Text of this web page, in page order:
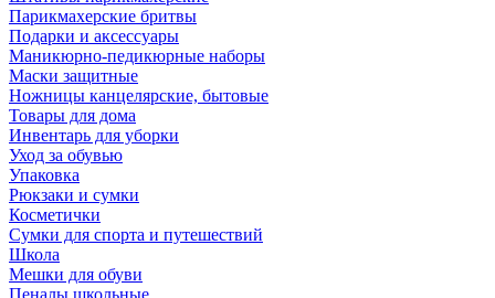
Парикмахерские бритвы
Подарки и аксессуары
Маникюрно-педикюрные наборы
Маски защитные
Ножницы канцелярские, бытовые
Товары для дома
Инвентарь для уборки
Уход за обувью
Упаковка
Рюкзаки и сумки
Косметички
Сумки для спорта и путешествий
Школа
Мешки для обуви
Пеналы школьные